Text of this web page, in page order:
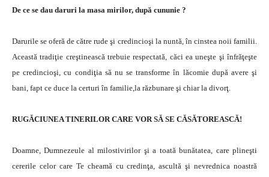
De ce se dau daruri la masa mirilor, după cununie ?
Darurile se oferă de către rude şi credincioşi la nuntă, în cinstea noii familii.
Această tradiţie creştinească trebuie respectată, căci ea uneşte şi înfrăţeşte
pe credincioşi, cu condiţia să nu se transforme în lăcomie după avere şi
bani, fapt ce duce la certuri în familie,la răzbunare şi chiar la divorţ.
RUGĂCIUNEA TINERILOR CARE VOR SĂ SE CĂSĂTOREASCĂ!
Doamne, Dumnezeule al milostivirilor şi a toată bunătatea, care plineşti
cererile celor care Te cheamă cu credinţa, ascultă şi nevrednica noastră